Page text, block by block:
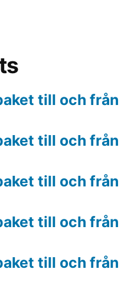
till och från
till och från
till och från
till och från
till och från